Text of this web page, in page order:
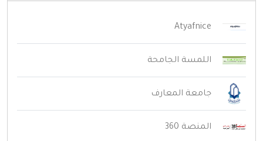
Atyafnice
اللمسة الجامحة
جامعة المعارف
المنصة 360